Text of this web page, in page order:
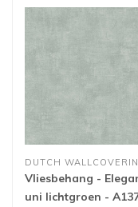
DUTCH
Vliesbehang -
uni lichtgroen -